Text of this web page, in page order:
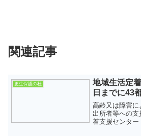
関連記事
更生保護の杜
地域生活定
日までに43
高齢又は障害
出所者等への支
着支援センター
庫補助10/10）